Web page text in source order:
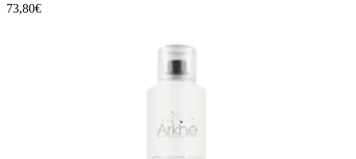
73,80€